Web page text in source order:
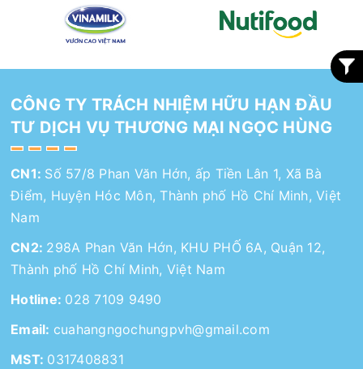
CÔNG TY TRÁCH NHIỆM HỮU HẠN ĐẦU
TƯ DỊCH VỤ THƯƠNG MẠI NGỌC HÙNG
CN1: Số 57/8 Phan Văn Hớn, ấp Tiền Lân 1, Xã Bà
Điểm, Huyện Hóc Môn, Thành phố Hồ Chí Minh, Việt
Nam
CN2: 298A Phan Văn Hớn, KHU PHỐ 6A, Quận 12,
Thành phố Hồ Chí Minh, Việt Nam
Hotline: 028 7109 9490
Email: cuahangngochungpvh@gmail.com
MST: 0317408831